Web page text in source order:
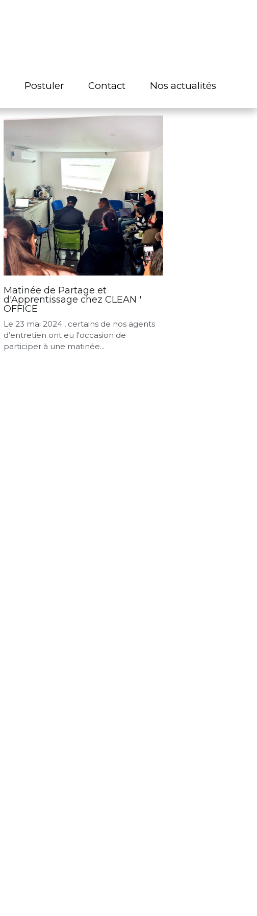
Postuler Contact Nos actualités
Postuler Contact Nos actualités
Matinée de Partage et
d'Apprentissage chez CLEAN '
OFFICE
Le 23 mai 2024 , certains de nos agents
d’entretien ont eu l'occasion de
participer à une matinée...